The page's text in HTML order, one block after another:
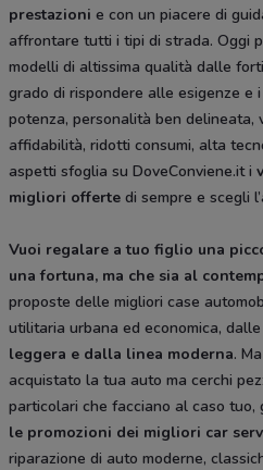
prestazioni e con un piacere di
affrontare tutti i tipi di strada. Oggi
modelli di altissima qualità dalle
grado di rispondere alle esigenze e
potenza, personalità ben delineata,
affidabilità, ridotti consumi, alta
aspetti sfoglia su DoveConviene.it i
migliori offerte di sempre e scegli
Vuoi regalare a tuo figlio una
una fortuna, ma che sia al
proposte delle migliori case
utilitaria urbana ed economica, dalle
leggera e dalla linea moderna.
acquistato la tua auto ma cerchi
particolari che facciano al caso tuo,
le promozioni dei migliori car
riparazione di auto moderne,